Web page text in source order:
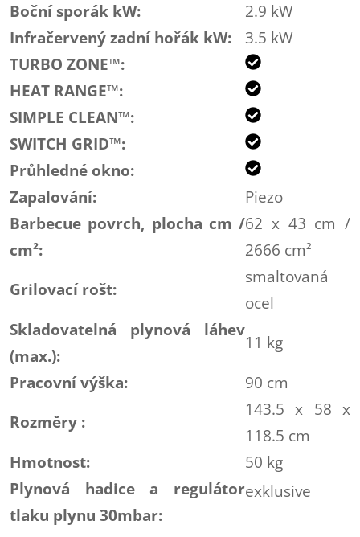
Boční sporák kW:
2.9 kW
Infračervený zadní hořák kW:
3.5 kW
TURBO ZONE™:
HEAT RANGE™:
SIMPLE CLEAN™:
SWITCH GRID™:
Průhledné okno:
Zapalování:
Piezo
Barbecue povrch, plocha cm /
cm²:
62 x 43 cm /
2666 cm²
Grilovací rošt:
smaltovaná
ocel
Skladovatelná plynová láhev
(max.):
11 kg
Pracovní výška:
90 cm
Rozměry :
143.5 x 58 x
118.5 cm
Hmotnost:
50 kg
Plynová hadice a regulátor
tlaku plynu 30mbar:
exklusive